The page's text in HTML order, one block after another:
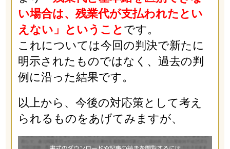
い場合は、残業代が支払われたとい
えない」ということ です。
これについては今回の判決で新たに
明示されたものではなく、過去の判
例に沿った結果です。
以上から、今後の対応策として考え
られるものをあげてみますが、